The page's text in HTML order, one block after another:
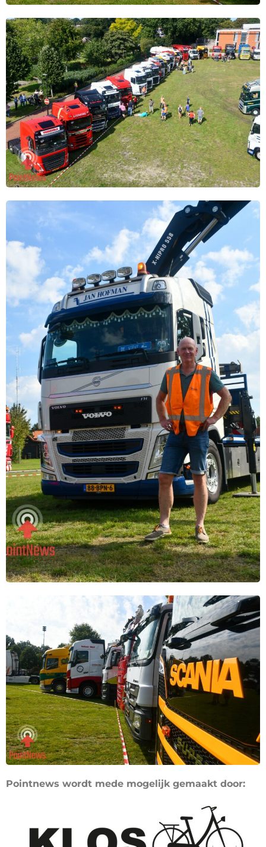
Pointnews wordt mede mogelijk gemaakt door: